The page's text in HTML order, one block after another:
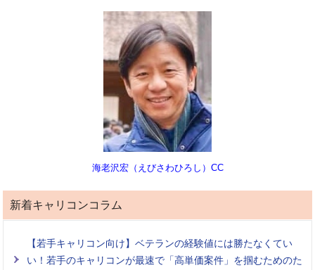
海老沢宏（えびさわひろし）CC
新着キャリコンコラム
【若手キャリコン向け】ベテランの経験値には勝たなくてい
い！若手のキャリコンが最速で「高単価案件」を掴むためのた